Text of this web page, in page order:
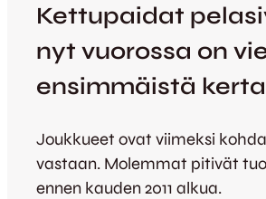
Kettupaidat
nyt vuorossa on
ensimmäistä
Joukkueet ovat viimeksi
vastaan. Molemmat pitivät
ennen kauden 2011 alkua.